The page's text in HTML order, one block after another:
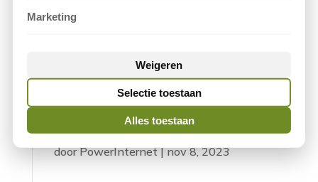
Project 05
Project 07
PowerInternet |nov 8, 2023
Project 04
doorPowerInternet|nov 8, 2023
Marketing
Weigeren
Selectie toestaan
Alles toestaan